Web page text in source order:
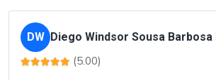
DW Diego Windsor Sousa Barbosa
(5.00)